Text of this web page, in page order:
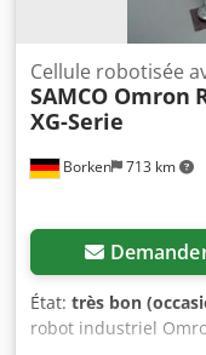
Borken 713 km
Cellule robotisée
SAMCO Omron
XG-Serie
État: très bon
robot industriel